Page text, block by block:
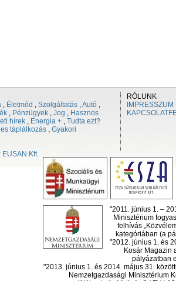
, Életmód , Szolgáltatás ,Autó ,
, Pénzügyek , Jog , Hasznos
hírek , Energia + , Tudta ezt?
táplálkozás , Gyakori
EUSAN Kft.
RÓLUNK
IMPRESSZUM
"2011. június 1. –
Minisztérium
felhívás
kategóriában (a
"2012. június 1. és
Kosár Magazin
pályázatban
"2013. június 1. és 2014. május 31.
Nemzetgazdasági Minisztérium